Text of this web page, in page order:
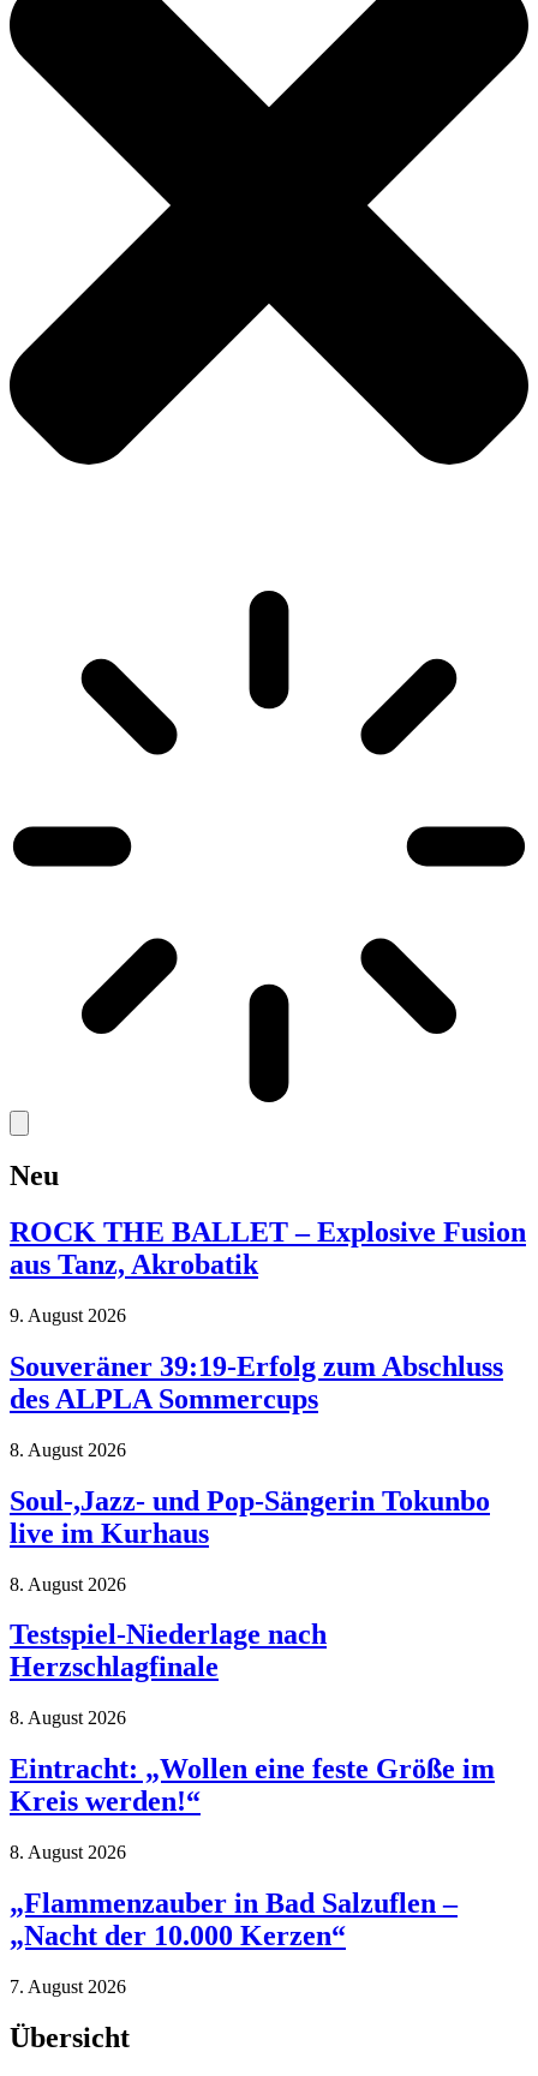
Neu
ROCK THE BALLET – Explosive Fusion
aus Tanz, Akrobatik
9. August 2026
Souveräner 39:19-Erfolg zum Abschluss
des ALPLA Sommercups
8. August 2026
Soul-,Jazz- und Pop-Sängerin Tokunbo
live im Kurhaus
8. August 2026
Testspiel-Niederlage nach
Herzschlagfinale
8. August 2026
Eintracht: „Wollen eine feste Größe im
Kreis werden!“
8. August 2026
„Flammenzauber in Bad Salzuflen –
„Nacht der 10.000 Kerzen“
7. August 2026
Übersicht